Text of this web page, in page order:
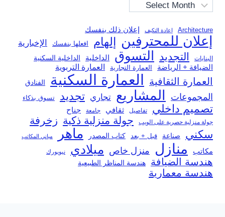
Archives
Architecture إعادة التكيف إعلان ذلك بنفسك
إعلان للمحترفين إلهام افعلها بنفسك الإخبارية
البنايات التجديد التسوق الداخلية الداخلية السكنية
الضيافة + الرياضة العمارة التجارية العمارة التربوية
العمارة الثقافية العمارة السكنية الفنادق
المجموعات المشاريع تجاري تجديد تسوق بذكاء
تصميم داخلي تفاصيل ثقافي جامعة جناح
جولة منزلية حصرية على الويب جولة منزلية ذكية زخرفة
سكني صناعة قبل + بعد كتاب المصدر ماهر مباني المكاتب
مكاتب منازل منزل خاص ميلادي نيويورك
هندسة الضيافة هندسة المناظر الطبيعية
هندسة معمارية